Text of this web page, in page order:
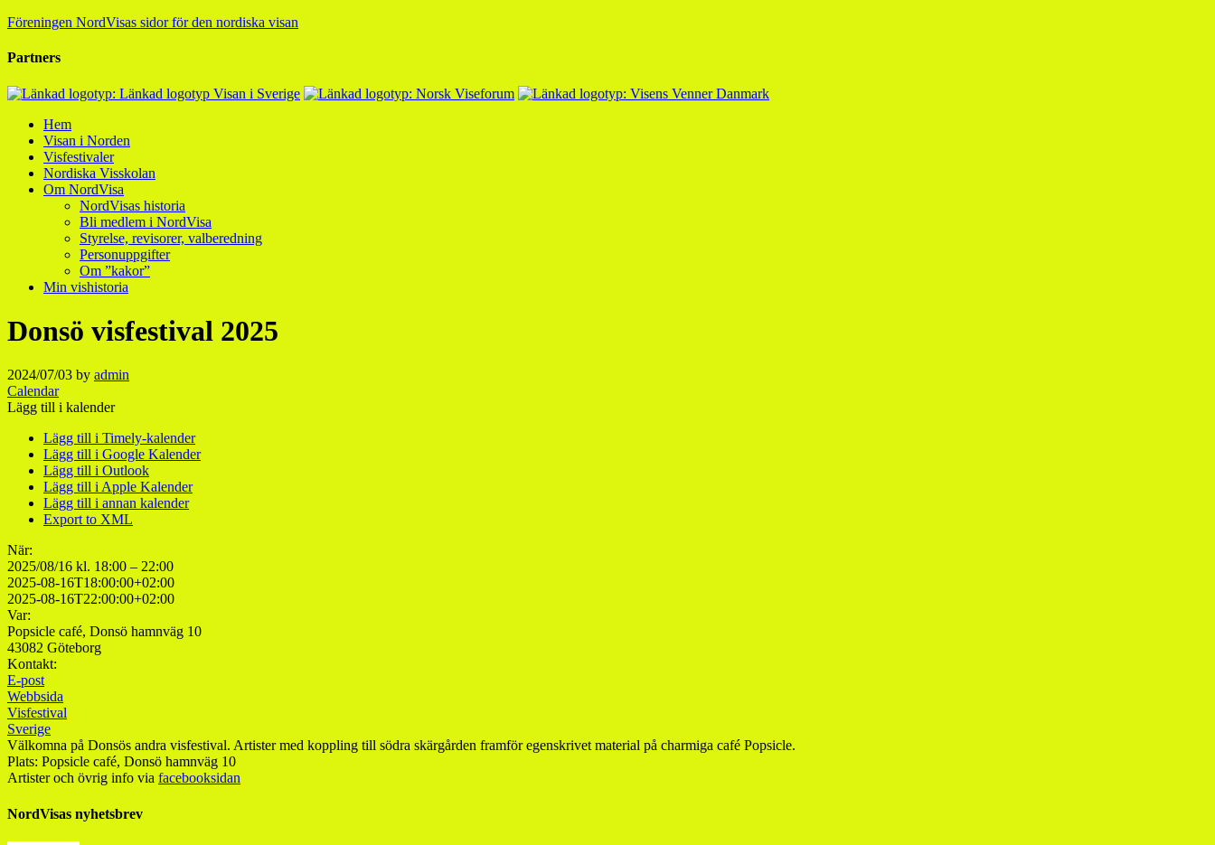
Föreningen NordVisas sidor för den nordiska visan
Partners
Hem
Visan i Norden
Visfestivaler
Nordiska Visskolan
Om NordVisa
NordVisas historia
Bli medlem i NordVisa
Styrelse, revisorer, valberedning
Personuppgifter
Om ”kakor”
Min vishistoria
Donsö visfestival 2025
2024/07/03 by admin
Calendar
Lägg till i kalender
Lägg till i Timely-kalender
Lägg till i Google Kalender
Lägg till i Outlook
Lägg till i Apple Kalender
Lägg till i annan kalender
Export to XML
När:
2025/08/16 kl. 18:00 – 22:00
2025-08-16T18:00:00+02:00
2025-08-16T22:00:00+02:00
Var:
Popsicle café, Donsö hamnväg 10
43082 Göteborg
Kontakt:
E-post
Webbsida
Visfestival
Sverige
Välkomna på Donsös andra visfestival. Artister med koppling till södra skärgården framför egenskrivet material på charmiga café Popsicle.
Plats: Popsicle café, Donsö hamnväg 10
Artister och övrig info via facebooksidan
NordVisas nyhetsbrev